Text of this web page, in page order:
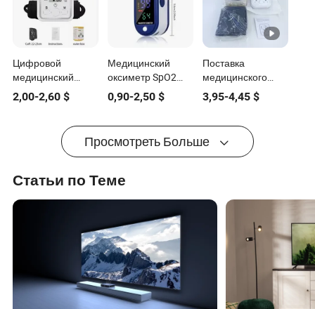
Цифровой
медицинский
тонометр для
верхней части
сопровождением
на русском языке
2,00-2,60 $
Медицинский
оксиметр SpO2
Цифровой
оксиметр для
на кончике пальца
Беспроводные
пульсоксиметры
Монитор
0,90-2,50$
Поставка
медицинского
тонометра
цифрового
3,95-4,45$
Просмотреть Больше
Статьи по Теме